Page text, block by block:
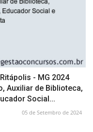
- MG 2024
Auxiliar de Biblioteca,
Social...
05 de Setembro de 2024